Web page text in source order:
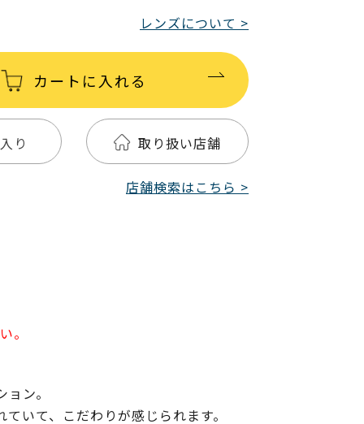
レンズについて >
カートに入れる
り 取り扱い店舗
店舗検索はこちら >
。
ン。
いて、こだわりが感じられます。